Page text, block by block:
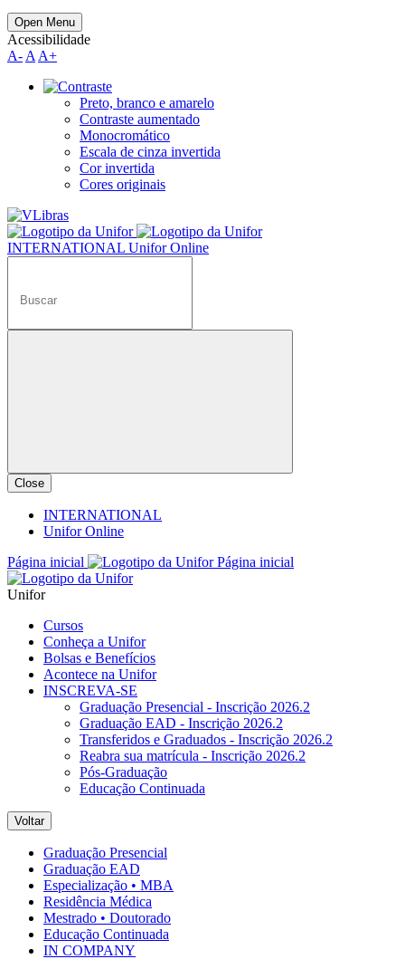
Open Menu
Acessibilidade
A- A A+
Preto, branco e amarelo
Contraste aumentado
Monocromático
Escala de cinza invertida
Cor invertida
Cores originais
INTERNATIONAL Unifor Online
Close
INTERNATIONAL
Unifor Online
Página inicial
Página inicial
Unifor
Cursos
Conheça a Unifor
Bolsas e Benefícios
Acontece na Unifor
INSCREVA-SE
Graduação Presencial - Inscrição 2026.2
Graduação EAD - Inscrição 2026.2
Transferidos e Graduados - Inscrição 2026.2
Reabra sua matrícula - Inscrição 2026.2
Pós-Graduação
Educação Continuada
Voltar
Graduação Presencial
Graduação EAD
Especialização • MBA
Residência Médica
Mestrado • Doutorado
Educação Continuada
IN COMPANY